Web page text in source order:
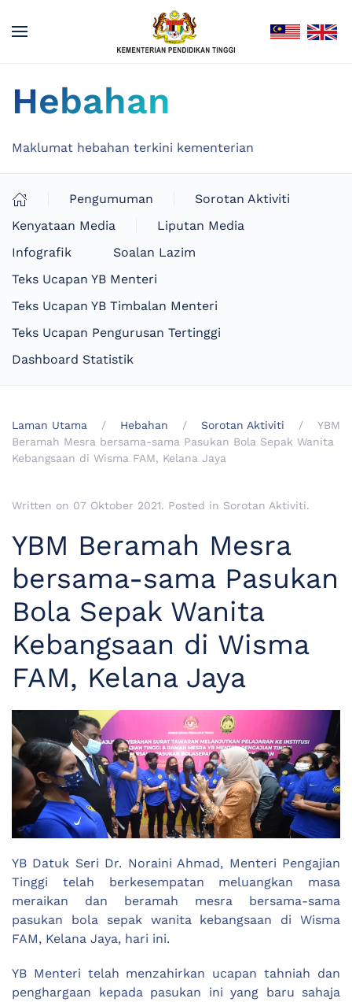
Hebahan
Maklumat hebahan terkini kementerian
Pengumuman
Sorotan Aktiviti
Kenyataan Media
Liputan Media
Infografik
Soalan Lazim
Teks Ucapan YB Menteri
Teks Ucapan YB Timbalan Menteri
Teks Ucapan Pengurusan Tertinggi
Dashboard Statistik
Laman Utama Hebahan Sorotan Aktiviti
YBM
Beramah Mesra bersama-sama Pasukan Bola Sepak Wanita
Kebangsaan di Wisma FAM, Kelana Jaya
Written on 07 Oktober 2021. Posted in Sorotan Aktiviti.
YBM Beramah Mesra
bersama-sama Pasukan
Bola Sepak Wanita
Kebangsaan di Wisma
FAM, Kelana Jaya
YB Datuk Seri Dr. Noraini Ahmad, Menteri Pengajian
Tinggi telah berkesempatan meluangkan masa
meraikan dan beramah mesra bersama-sama
pasukan bola sepak wanita kebangsaan di Wisma
FAM, Kelana Jaya, hari ini.
YB Menteri telah menzahirkan ucapan tahniah dan
penghargaan kepada pasukan ini yang baru sahaja